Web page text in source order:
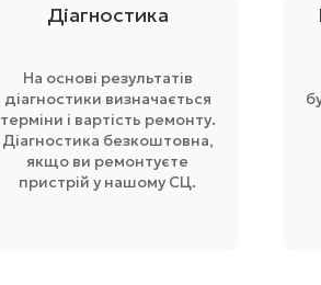
Діагностика
На основі результатів
діагностики визначається
терміни і вартість ремонту.
Діагностика безкоштовна,
якщо ви ремонтуєте
пристрій у нашому СЦ.